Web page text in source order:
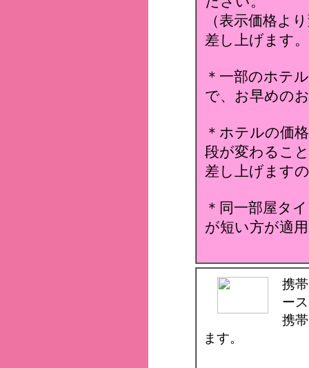
（表示価格よ
差し上げます
＊一部のホテ
で、お早めの
＊ホテルの価
段が変わるこ
差し上げます
＊同一部屋タ
が短い方が適
携
ー
携
ます。